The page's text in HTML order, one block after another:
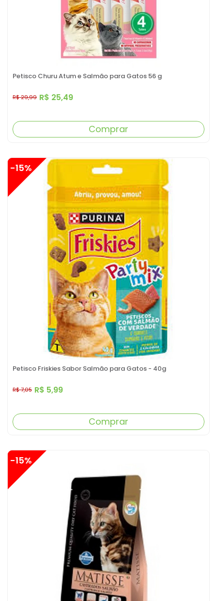
Petisco Churu Atum e Salmão para Gatos 56 g
R$ 25,49
R$ 29,99
Comprar
Petisco Friskies Sabor Salmão para Gatos - 40g
R$ 5,99
R$ 7,05
-15%
Comprar
-15%